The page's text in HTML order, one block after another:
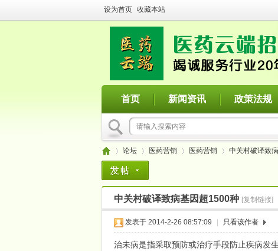
设为首页 收藏本站
首页 新闻资讯 政策法规
»
论坛
›
医药营销
›
医药营销
›
中关村破译致
中关村破译致病基因超1500种 [复制链接]
发表于 2014-2-26 08:57:09 只看该作者
治未病是指采取预防或治疗手段防止疾病发